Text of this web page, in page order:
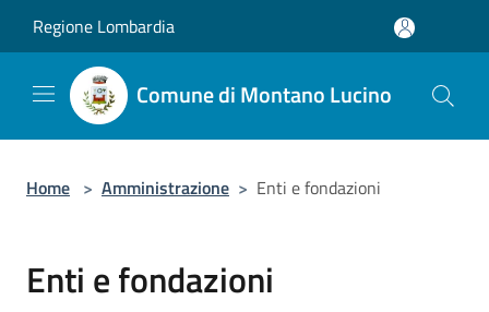
Regione Lombardia
Comune di Montano Lucino
Home > Amministrazione > Enti e fondazioni
Enti e fondazioni